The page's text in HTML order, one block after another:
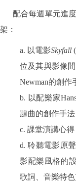
配合每週單元進度
架：
a. 以電影Skyfall
位及其與影像
Newman的創作
b. 以配樂家
題曲的創作手
c. 課堂演講心
d. 聆聽電影原
影配樂風格的
歌詞、音樂特